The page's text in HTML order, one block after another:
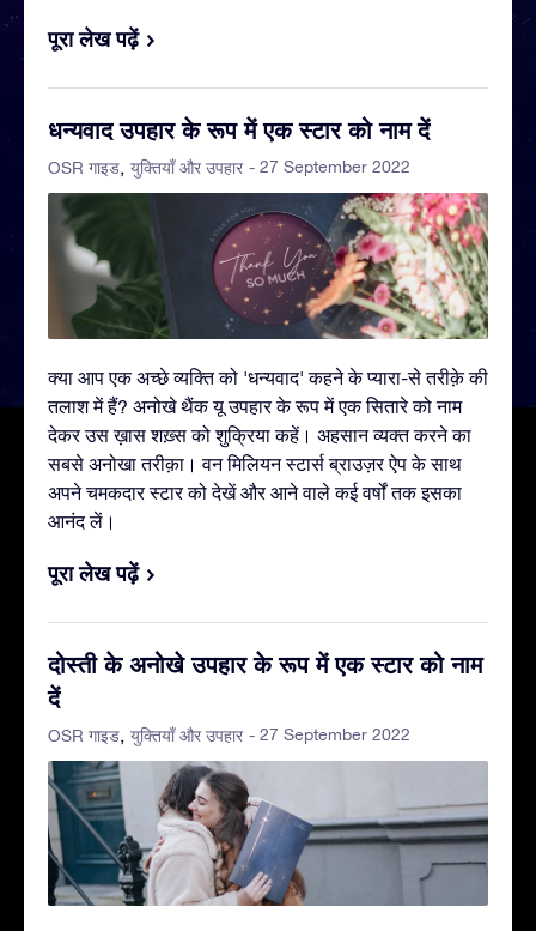
पूरा लेख पढ़ें
धन्यवाद उपहार के रूप में एक स्टार को नाम दें
OSR गाइड युक्तियाँ और उपहार - 27 September 2022
क्या आप एक अच्छे व्यक्ति को 'धन्यवाद' कहने के प्यारा-से तरीक़े की
तलाश में हैं? अनोखे थैंक यू उपहार के रूप में एक सितारे को नाम
देकर उस ख़ास शख़्स को शुक्रिया कहें। अहसान व्यक्त करने का
सबसे अनोखा तरीक़ा। वन मिलियन स्टार्स ब्राउज़र ऐप के साथ
अपने चमकदार स्टार को देखें और आने वाले कई वर्षों तक इसका
आनंद लें।
पूरा लेख पढ़ें
दोस्ती के अनोखे उपहार के रूप में एक स्टार को नाम
दें
OSR गाइड युक्तियाँ और उपहार - 27 September 2022